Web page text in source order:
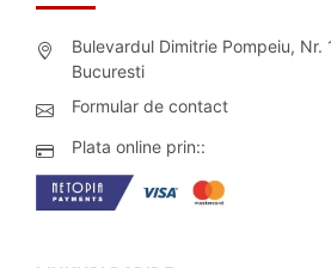
Bulevardul Dimitrie Pompeiu, Nr.
Bucuresti
Formular de contact
Plata online prin::